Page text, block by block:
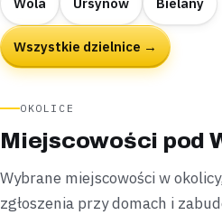
Wola Ursynów Bielany
Wszystkie dzielnice →
OKOLICE
Miejscowości pod
Wybrane miejscowości w
zgłoszenia przy domach i